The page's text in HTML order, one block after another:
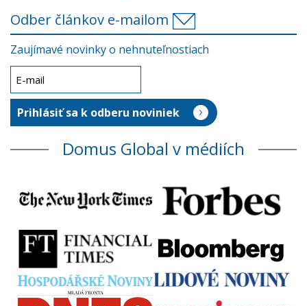
Odber článkov e-mailom
Zaujímavé novinky o nehnuteľnostiach
Domus Global v médiích